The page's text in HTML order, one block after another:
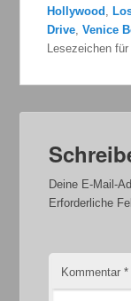
Hollywood
Drive ,Venice
Lesezeichen
Deine E-Mail-
Erforderliche
Kommentar*